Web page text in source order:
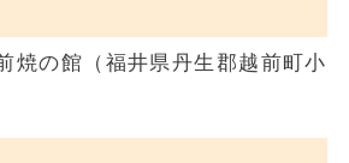
焼の館（福井県丹生郡越前町小